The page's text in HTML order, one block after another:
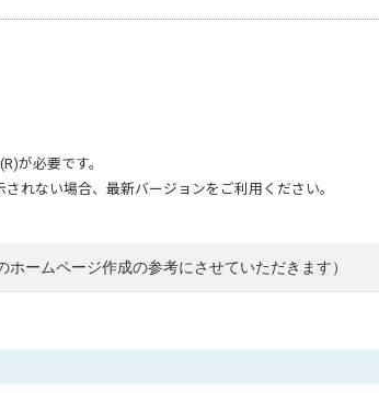
が必要です。
れない場合、最新バージョンをご利用ください。